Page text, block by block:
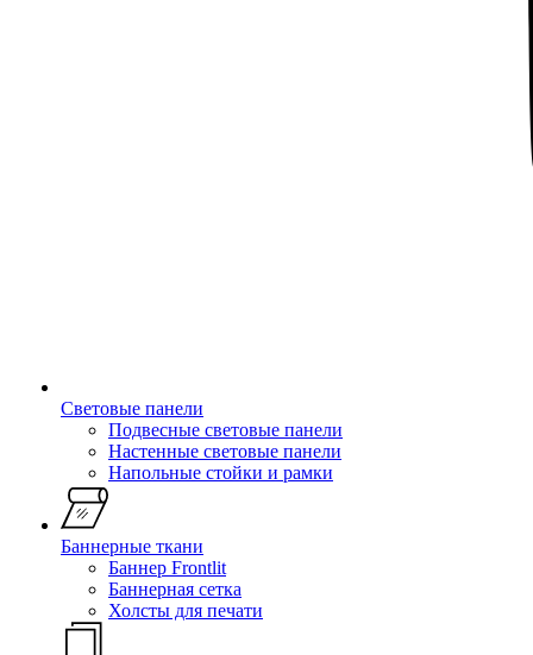
Световые панели
Подвесные световые панели
Настенные световые панели
Напольные стойки и рамки
Баннерные ткани
Баннер Frontlit
Баннерная сетка
Холсты для печати